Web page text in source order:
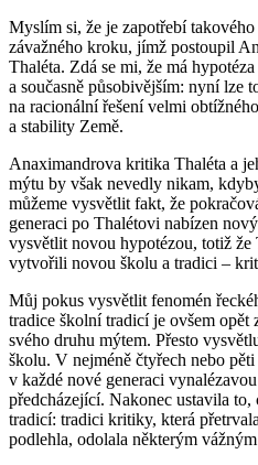
Myslím si, že je zapotřebí
závažného kroku, jímž postoupil
Thaléta. Zdá se mi, že má
a současně působivějším: nyní lze
na racionální řešení velmi
a stability Země.
Anaximandrova kritika Thaléta a
mýtu by však nevedly nikam,
můžeme vysvětlit fakt, že
generaci po Thalétovi nabízen
vysvětlit novou hypotézou, totiž že
vytvořili novou školu a tradici –
Můj pokus vysvětlit fenomén
tradice školní tradicí je ovšem opět
svého druhu mýtem. Přesto
školu. V nejméně čtyřech nebo
v každé nové generaci
předcházející. Nakonec ustavila to,
tradicí: tradici kritiky, která
podlehla, odolala některým